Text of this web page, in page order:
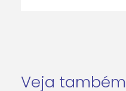
Veja também